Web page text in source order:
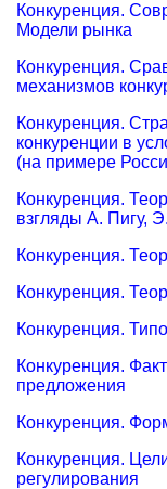
Конкуренция.
Модели рынка
Конкуренция.
механизмов
Конкуренция.
конкуренции в
(на примере
Конкуренция.
взгляды А. Пигу,
Конкуренция.
Конкуренция.
Конкуренция.
Конкуренция.
предложения
Конкуренция.
Конкуренция.
регулирования